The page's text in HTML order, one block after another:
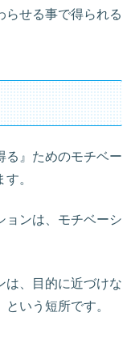
らせる事で得られる
る』ためのモチベー
。
ョンは、モチベーシ
は、目的に近づけな
いう短所です。